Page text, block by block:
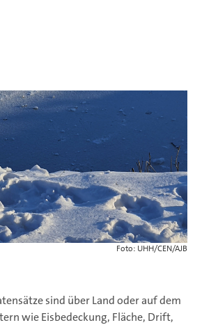
Foto: UHH/CEN/AJB
sind über Land oder auf dem
wie Eisbedeckung, Fläche, Drift,